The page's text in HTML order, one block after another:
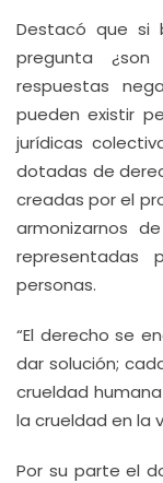
Destacó que si
pregunta
respuestas
pueden existir
jurídicas
dotadas de
creadas por el
armonizarnos
personas.
“El derecho se
dar solución;
crueldad
la crueldad en la
Por su parte el